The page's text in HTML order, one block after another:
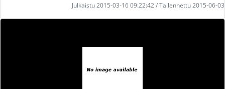
Julkaistu 2015-03-16 09:22:42 / Tallennettu 2015-06-03